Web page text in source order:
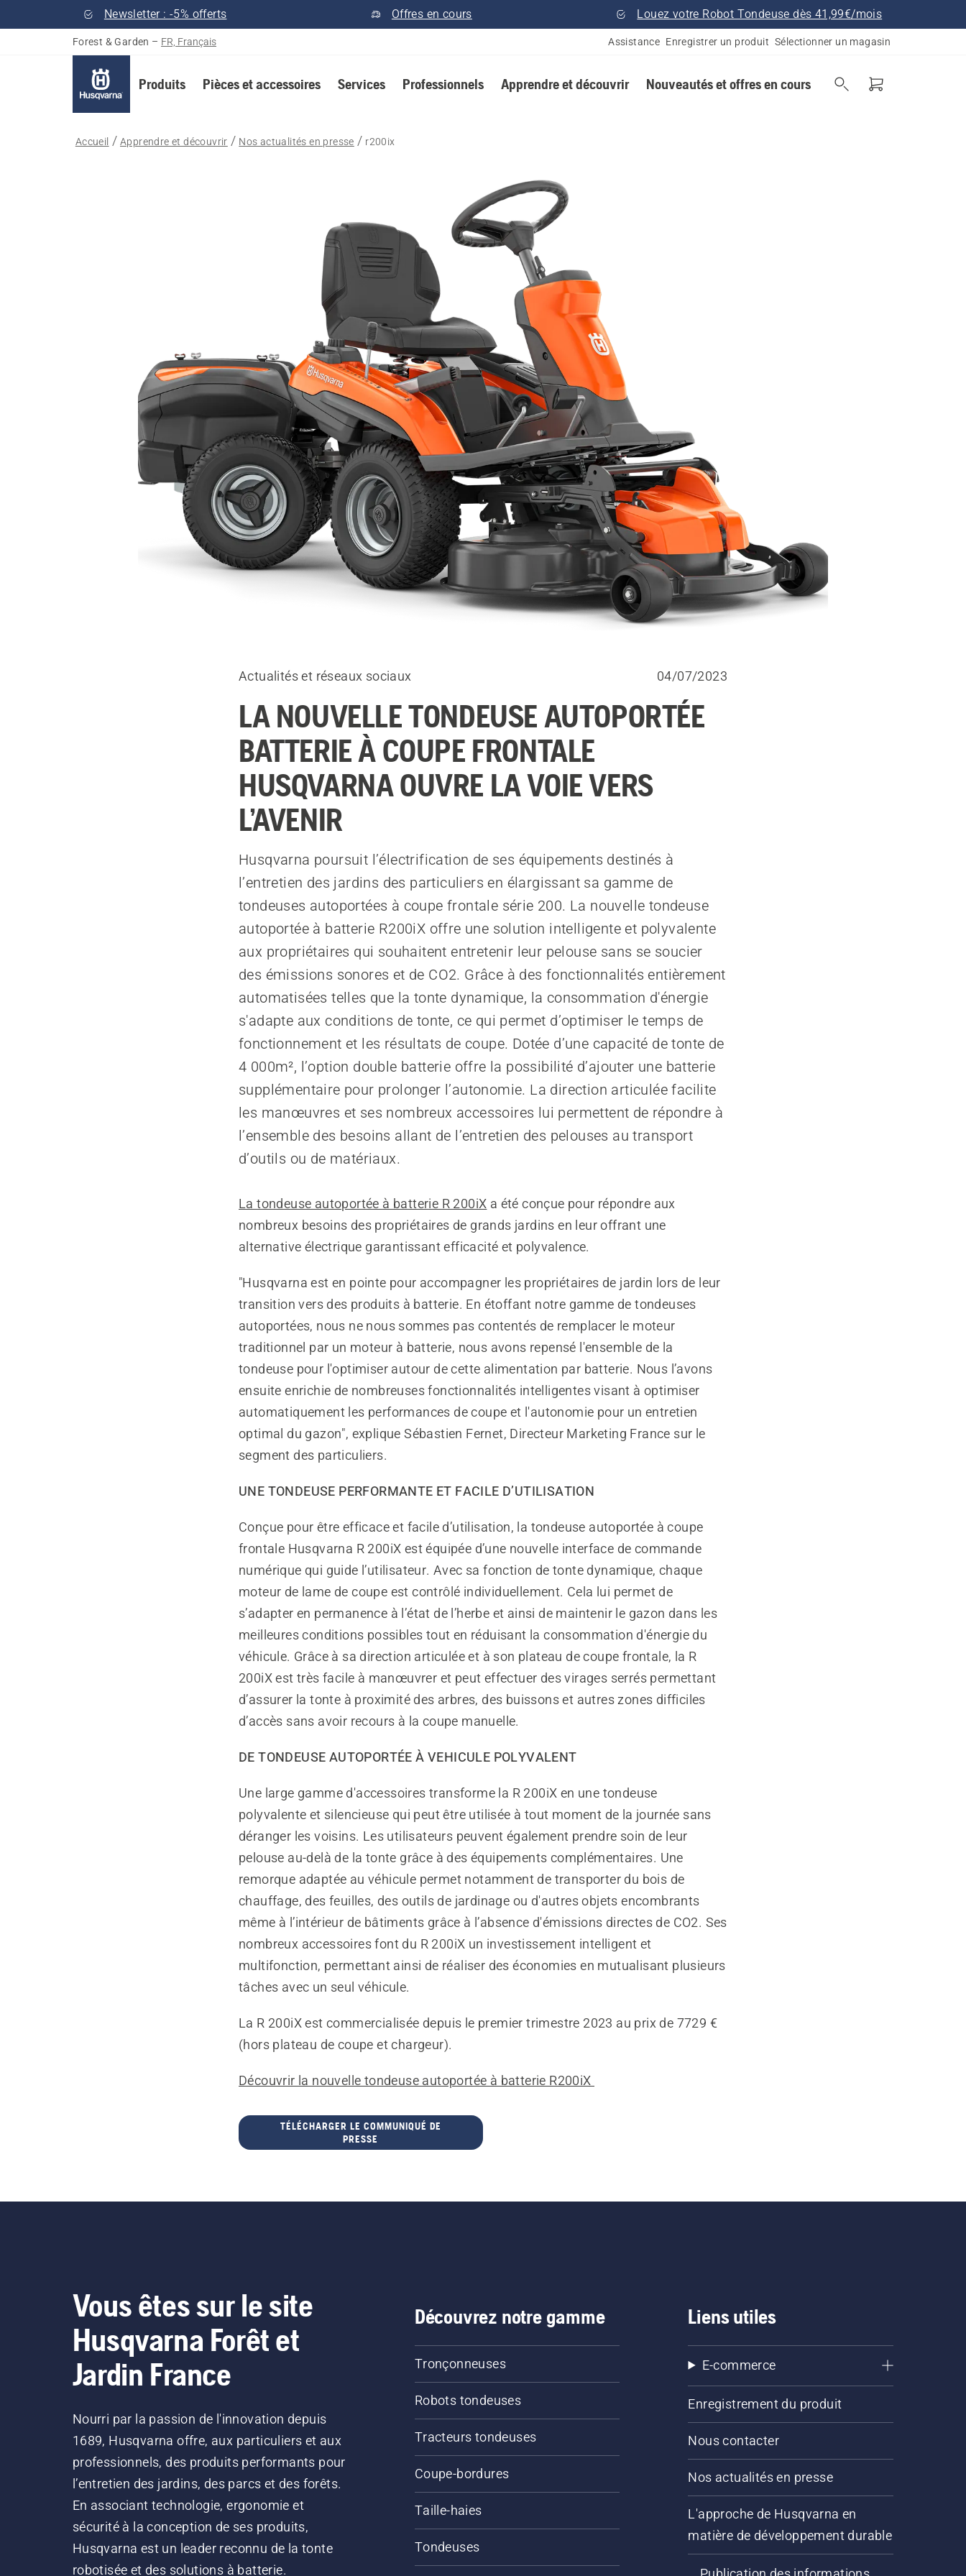
Newsletter : -5% offerts Offres en cours Louez votre Robot Tondeuse dès 41,99€/mois
Forest & Garden – FR, Français Assistance Enregistrer un produit Sélectionner un magasin
Produits Pièces et accessoires Services Professionnels Apprendre et découvrir Nouveautés et offres en cours
Accueil Apprendre et découvrir Nos actualités en presse r200ix
Actualités et réseaux sociaux 04/07/2023
LA NOUVELLE TONDEUSE AUTOPORTÉE
BATTERIE À COUPE FRONTALE
HUSQVARNA OUVRE LA VOIE VERS
L’AVENIR
Husqvarna poursuit l’électrification de ses équipements destinés à
l’entretien des jardins des particuliers en élargissant sa gamme de
tondeuses autoportées à coupe frontale série 200. La nouvelle tondeuse
autoportée à batterie R200iX offre une solution intelligente et polyvalente
aux propriétaires qui souhaitent entretenir leur pelouse sans se soucier
des émissions sonores et de CO2. Grâce à des fonctionnalités entièrement
automatisées telles que la tonte dynamique, la consommation d'énergie
s'adapte aux conditions de tonte, ce qui permet d’optimiser le temps de
fonctionnement et les résultats de coupe. Dotée d’une capacité de tonte de
4 000m², l’option double batterie offre la possibilité d’ajouter une batterie
supplémentaire pour prolonger l’autonomie. La direction articulée facilite
les manœuvres et ses nombreux accessoires lui permettent de répondre à
l’ensemble des besoins allant de l’entretien des pelouses au transport
d’outils ou de matériaux.
La tondeuse autoportée à batterie R 200iX a été conçue pour répondre aux
nombreux besoins des propriétaires de grands jardins en leur offrant une
alternative électrique garantissant efficacité et polyvalence.
"Husqvarna est en pointe pour accompagner les propriétaires de jardin lors de leur
transition vers des produits à batterie. En étoffant notre gamme de tondeuses
autoportées, nous ne nous sommes pas contentés de remplacer le moteur
traditionnel par un moteur à batterie, nous avons repensé l'ensemble de la
tondeuse pour l'optimiser autour de cette alimentation par batterie. Nous l’avons
ensuite enrichie de nombreuses fonctionnalités intelligentes visant à optimiser
automatiquement les performances de coupe et l'autonomie pour un entretien
optimal du gazon", explique Sébastien Fernet, Directeur Marketing France sur le
segment des particuliers.
UNE TONDEUSE PERFORMANTE ET FACILE D’UTILISATION
Conçue pour être efficace et facile d’utilisation, la tondeuse autoportée à coupe
frontale Husqvarna R 200iX est équipée d’une nouvelle interface de commande
numérique qui guide l’utilisateur. Avec sa fonction de tonte dynamique, chaque
moteur de lame de coupe est contrôlé individuellement. Cela lui permet de
s’adapter en permanence à l’état de l’herbe et ainsi de maintenir le gazon dans les
meilleures conditions possibles tout en réduisant la consommation d'énergie du
véhicule. Grâce à sa direction articulée et à son plateau de coupe frontale, la R
200iX est très facile à manœuvrer et peut effectuer des virages serrés permettant
d’assurer la tonte à proximité des arbres, des buissons et autres zones difficiles
d’accès sans avoir recours à la coupe manuelle.
DE TONDEUSE AUTOPORTÉE À VEHICULE POLYVALENT
Une large gamme d'accessoires transforme la R 200iX en une tondeuse
polyvalente et silencieuse qui peut être utilisée à tout moment de la journée sans
déranger les voisins. Les utilisateurs peuvent également prendre soin de leur
pelouse au-delà de la tonte grâce à des équipements complémentaires. Une
remorque adaptée au véhicule permet notamment de transporter du bois de
chauffage, des feuilles, des outils de jardinage ou d'autres objets encombrants
même à l’intérieur de bâtiments grâce à l’absence d'émissions directes de CO2. Ses
nombreux accessoires font du R 200iX un investissement intelligent et
multifonction, permettant ainsi de réaliser des économies en mutualisant plusieurs
tâches avec un seul véhicule.
La R 200iX est commercialisée depuis le premier trimestre 2023 au prix de 7729 €
(hors plateau de coupe et chargeur).
Découvrir la nouvelle tondeuse autoportée à batterie R200iX
TÉLÉCHARGER LE COMMUNIQUÉ DE
PRESSE
Vous êtes sur le site
Husqvarna Forêt et
Jardin France
Nourri par la passion de l'innovation depuis
1689, Husqvarna offre, aux particuliers et aux
professionnels, des produits performants pour
l’entretien des jardins, des parcs et des forêts.
En associant technologie, ergonomie et
sécurité à la conception de ses produits,
Husqvarna est un leader reconnu de la tonte
robotisée et des solutions à batterie.
Découvrez notre gamme
Tronçonneuses
Robots tondeuses
Tracteurs tondeuses
Coupe-bordures
Taille-haies
Tondeuses
Liens utiles
E-commerce
Enregistrement du produit
Nous contacter
Nos actualités en presse
L'approche de Husqvarna en
matière de développement durable